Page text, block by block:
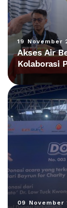
19 November
Akses Air
Kolaborasi
Group
09 November